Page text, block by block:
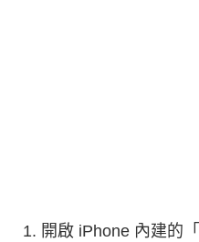
開啟 iPhone 內建的「